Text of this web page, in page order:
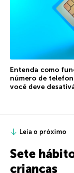
Entenda como
número de
você deve
Leia o próximo
Sete
crianças